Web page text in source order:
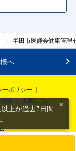
半田市医師会健康管理
へ
ーポリシー
要
掲載について
上が過去7日間
×